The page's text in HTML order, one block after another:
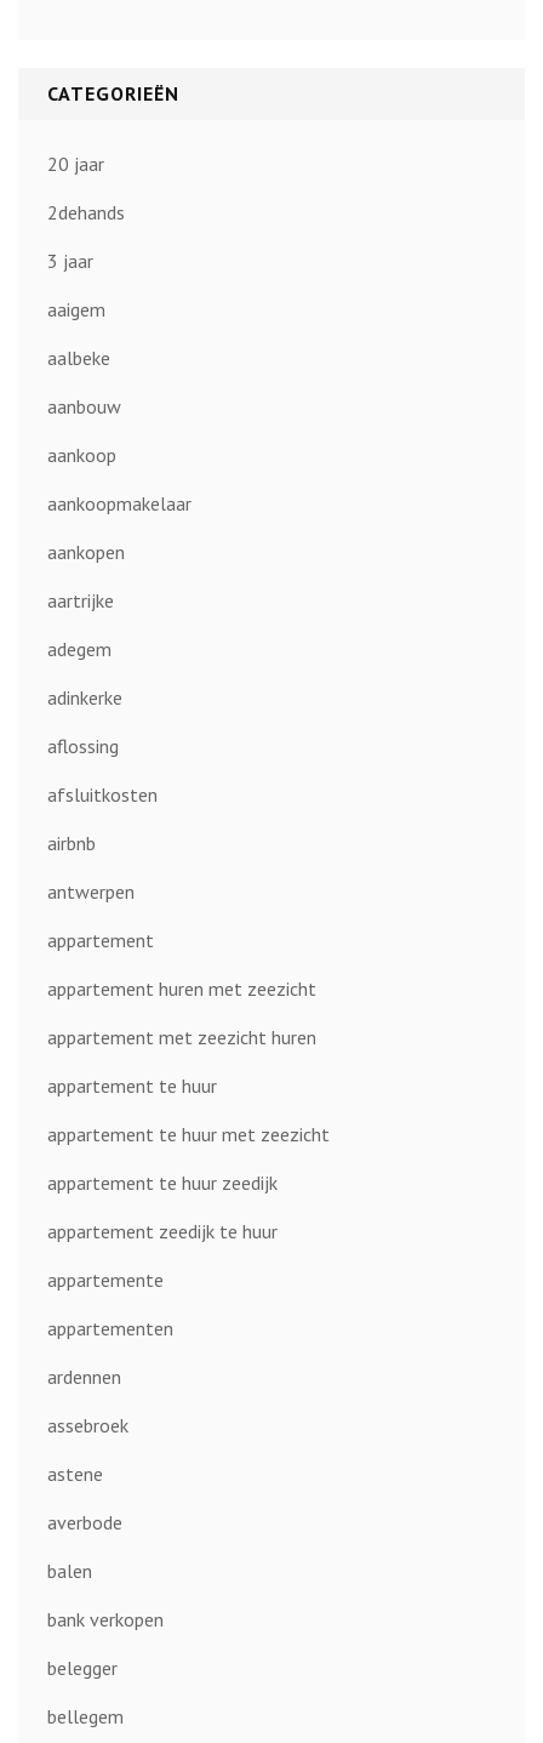
CATEGORIEËN
20 jaar
2dehands
3 jaar
aaigem
aalbeke
aanbouw
aankoop
aankoopmakelaar
aankopen
aartrijke
adegem
adinkerke
aflossing
afsluitkosten
airbnb
antwerpen
appartement
appartement huren met zeezicht
appartement met zeezicht huren
appartement te huur
appartement te huur met zeezicht
appartement te huur zeedijk
appartement zeedijk te huur
appartemente
appartementen
ardennen
assebroek
astene
averbode
balen
bank verkopen
belegger
bellegem